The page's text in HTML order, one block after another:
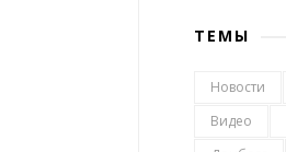
ТЕМЫ
Новости
Видео